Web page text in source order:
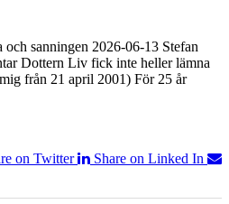
sanningen 2026-06-13 Stefan
Dottern Liv fick inte heller lämna
från 21 april 2001) För 25 år
on Twitter
Share on Linked In